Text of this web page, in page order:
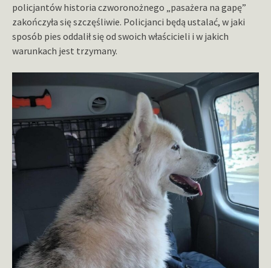
policjantów historia czworonożnego „pasażera na gapę”
zakończyła się szczęśliwie. Policjanci będą ustalać, w jaki
sposób pies oddalił się od swoich właścicieli i w jakich
warunkach jest trzymany.